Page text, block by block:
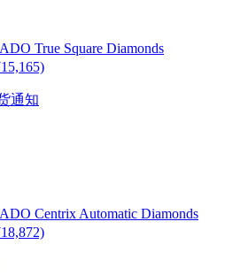
True Square Diamonds
通知
Centrix Automatic Diamonds